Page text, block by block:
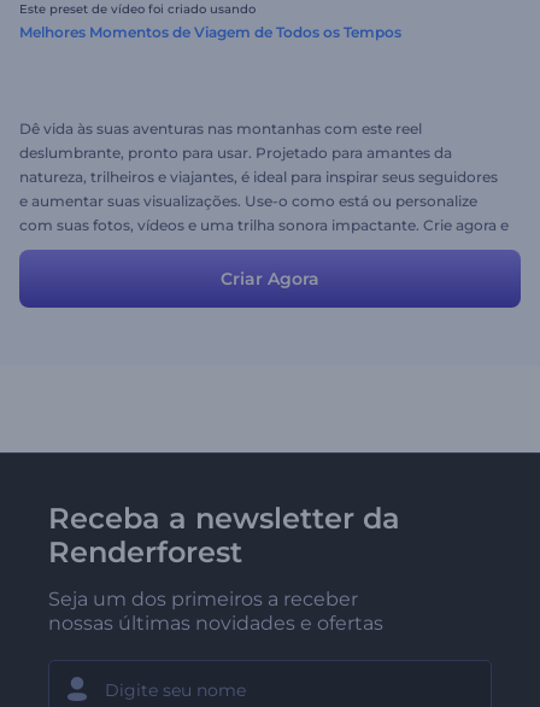
Este preset de vídeo foi criado usando
Melhores Momentos de Viagem de Todos os Tempos
Dê vida às suas aventuras nas montanhas com este reel
deslumbrante, pronto para usar. Projetado para amantes da
natureza, trilheiros e viajantes, é ideal para inspirar seus seguidores
e aumentar suas visualizações. Use-o como está ou personalize
com suas fotos, vídeos e uma trilha sonora impactante. Crie agora e
compartilhe seus melhores momentos nas montanhas com o
Criar Agora
Receba a newsletter da
Renderforest
Seja um dos primeiros a receber
nossas últimas novidades e ofertas